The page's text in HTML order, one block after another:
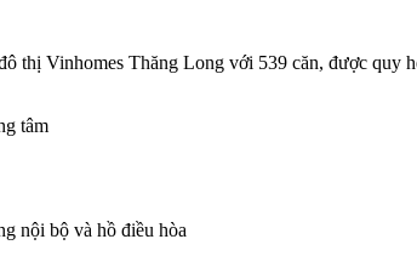
thị Vinhomes Thăng Long với 539 căn, được
tâm
nội bộ và hồ điều hòa